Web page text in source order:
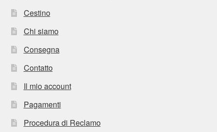
Cestino
Chi siamo
Consegna
Contatto
Il mio account
Pagamenti
Procedura di Reclamo